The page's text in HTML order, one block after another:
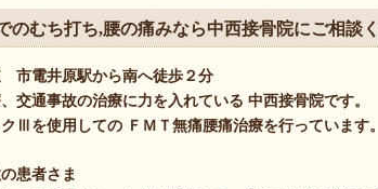
のむち打ち,腰の痛みなら中西接骨院にご相談
市電井原駅から南へ徒歩２分
交通事故の治療に力を入れている 中西接骨院です。
Ⅲを使用しての ＦＭＴ無痛腰痛治療を行っています。
患者さま